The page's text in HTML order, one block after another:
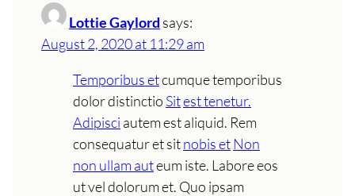
Lottie Gaylord says:
August 2, 2020 at 11:29 am
Temporibus etcumque temporibus
dolor distinctio Sitest tenetur.
Adipisci autem est aliquid. Rem
consequatur et sitnobis etNon
non ullam auteum iste. Labore eos
ut vel dolorum et. Quo ipsam